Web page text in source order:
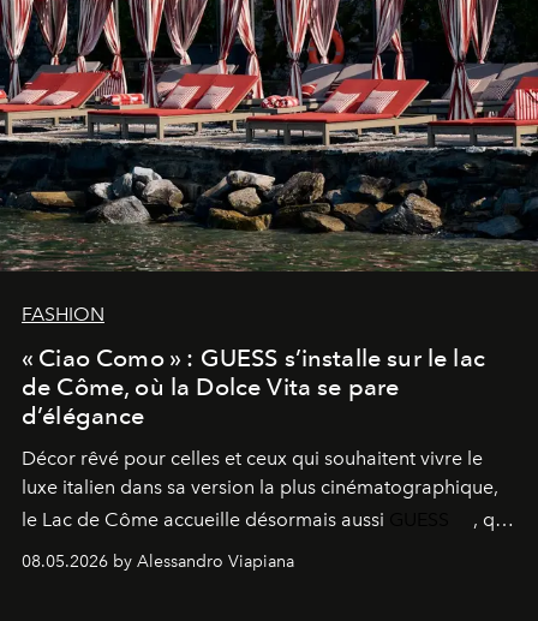
FASHION
« Ciao Como » : GUESS s’installe sur le lac
de Côme, où la Dolce Vita se pare
d’élégance
Décor rêvé pour celles et ceux qui souhaitent vivre le
luxe italien dans sa version la plus cinématographique,
le Lac de Côme accueille désormais aussi
, qui
signe un takeover entre boutiques, hôtels, bateaux et
fragrances. L’une des opérations de style les plus
08.05.2026 by Alessandro Viapiana